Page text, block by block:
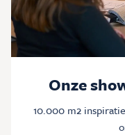
Onze
10.000 m2